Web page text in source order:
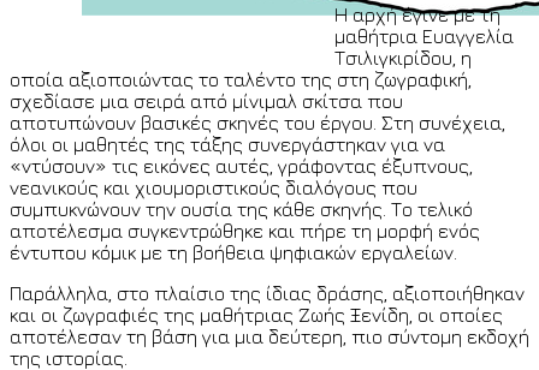
Η αρχή έγινε με τη
μαθήτρια Ευαγγελία
Τσιλιγκιρίδου, η
οποία αξιοποιώντας το ταλέντο της στη ζωγραφική,
σχεδίασε μια σειρά από μίνιμαλ σκίτσα που
αποτυπώνουν βασικές σκηνές του έργου. Στη συνέχεια,
όλοι οι μαθητές της τάξης συνεργάστηκαν για να
«ντύσουν» τις εικόνες αυτές, γράφοντας έξυπνους,
νεανικούς και χιουμοριστικούς διαλόγους που
συμπυκνώνουν την ουσία της κάθε σκηνής. Το τελικό
αποτέλεσμα συγκεντρώθηκε και πήρε τη μορφή ενός
έντυπου κόμικ με τη βοήθεια ψηφιακών εργαλείων.
Παράλληλα, στο πλαίσιο της ίδιας δράσης, αξιοποιήθηκαν
και οι ζωγραφιές της μαθήτριας Ζωής Ξενίδη, οι οποίες
αποτέλεσαν τη βάση για μια δεύτερη, πιο σύντομη εκδοχή
της ιστορίας.